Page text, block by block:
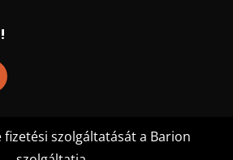
fizetési szolgáltatását a Barion